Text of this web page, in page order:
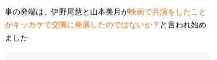
事の発端は、伊野尾慧と山本美月が映画で共演をしたこと
がキッカケで交際に発展したのではないか？ と言われ始め
ました